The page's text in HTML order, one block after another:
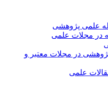
علمی پژوهشی
در مجلات علمی
در مجلات معتبر و
علمی